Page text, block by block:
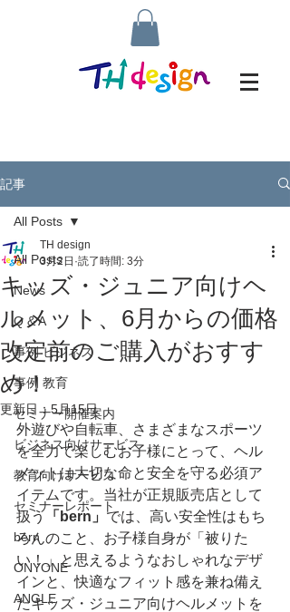
記事
All Posts
News
Q & A
事例 ビジネス
事例 教育
セミナー開催案内
ビジネス向けサービス
教育向けサービス
セミナーレポート
bern
ONYONE
ANGLE
All Posts
キッズ・ジュニア向けヘ
ルメット、6月からの価格
改定前のご購入がおすす
め！
TH design
3月2日 読了時間: 3分
更新日：5月15日
外遊びや自転車、さまざまなスポーツ
を全力で楽しむお子様にとって、ヘル
メットは大切な命と安全を守る必須ア
イテムです。当社が正規販売店として
扱う
「bern」 では、高い安全性はもち
ろんのこと、お子様自身が「被りた
い！」と思えるようなおしゃれなデザ
インと、快適なフィット感を兼ね備え
たキッズ・ジュニア向けヘルメットを